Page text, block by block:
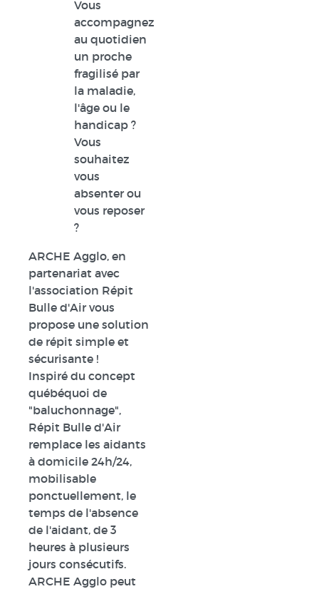
Vous
accompagnez
au quotidien
un proche
fragilisé par
la maladie,
l'âge ou le
handicap ?
Vous
souhaitez
vous
absenter ou
vous reposer
?
ARCHE Agglo, en
partenariat avec
l'association Répit
Bulle d'Air vous
propose une solution
de répit simple et
sécurisante !
Inspiré du concept
québéquoi de
"baluchonnage",
Répit Bulle d'Air
remplace les aidants
à domicile 24h/24,
mobilisable
ponctuellement, le
temps de l'absence
de l'aidant, de 3
heures à plusieurs
jours consécutifs.
ARCHE Agglo peut